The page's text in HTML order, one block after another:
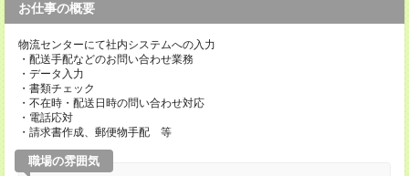
お仕事の概要
物流センターにて社内システムへの入力
・配送手配などのお問い合わせ業務
・データ入力
・書類チェック
・不在時・配送日時の問い合わせ対応
・電話応対
・請求書作成、郵便物手配 等
職場の雰囲気